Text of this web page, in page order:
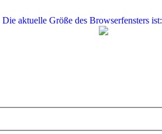
Die aktuelle Größe des Browserfensters ist: